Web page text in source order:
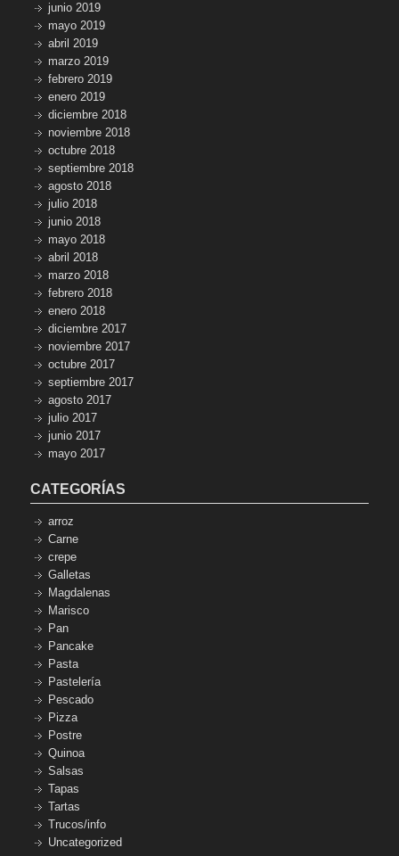
junio 2019
mayo 2019
abril 2019
marzo 2019
febrero 2019
enero 2019
diciembre 2018
noviembre 2018
octubre 2018
septiembre 2018
agosto 2018
julio 2018
junio 2018
mayo 2018
abril 2018
marzo 2018
febrero 2018
enero 2018
diciembre 2017
noviembre 2017
octubre 2017
septiembre 2017
agosto 2017
julio 2017
junio 2017
mayo 2017
CATEGORÍAS
arroz
Carne
crepe
Galletas
Magdalenas
Marisco
Pan
Pancake
Pasta
Pastelería
Pescado
Pizza
Postre
Quinoa
Salsas
Tapas
Tartas
Trucos/info
Uncategorized